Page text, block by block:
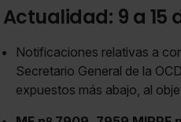
Actualidad: 9 a 15
Notificaciones relativas a
Secretario General de la
expuestos más abajo, al